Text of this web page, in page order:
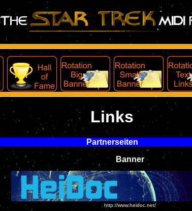
Links
Partnerseiten
Banner
http://www.heidoc.net/